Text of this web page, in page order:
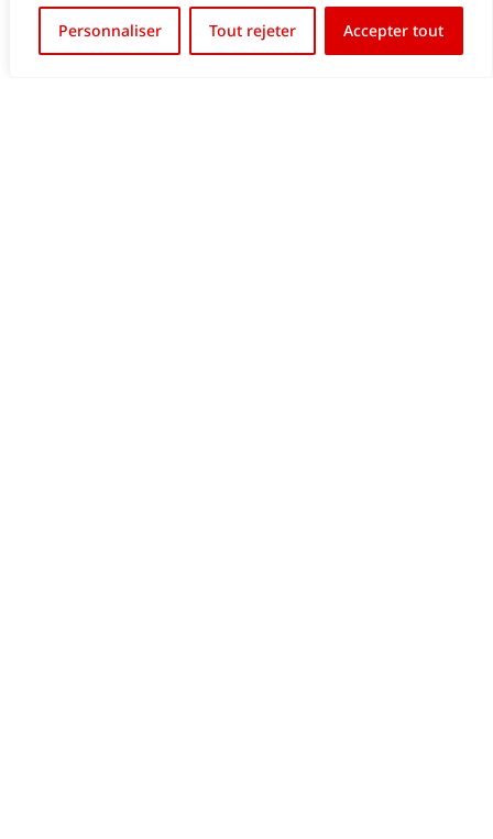
Personnaliser Tout rejeter Accepter tout
CONTACTEZ-NOUS English (UK)